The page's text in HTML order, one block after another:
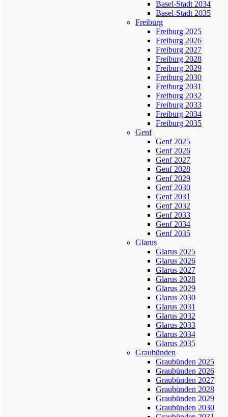
Basel-Stadt 2034
Basel-Stadt 2035
Freiburg
Freiburg 2025
Freiburg 2026
Freiburg 2027
Freiburg 2028
Freiburg 2029
Freiburg 2030
Freiburg 2031
Freiburg 2032
Freiburg 2033
Freiburg 2034
Freiburg 2035
Genf
Genf 2025
Genf 2026
Genf 2027
Genf 2028
Genf 2029
Genf 2030
Genf 2031
Genf 2032
Genf 2033
Genf 2034
Genf 2035
Glarus
Glarus 2025
Glarus 2026
Glarus 2027
Glarus 2028
Glarus 2029
Glarus 2030
Glarus 2031
Glarus 2032
Glarus 2033
Glarus 2034
Glarus 2035
Graubünden
Graubünden 2025
Graubünden 2026
Graubünden 2027
Graubünden 2028
Graubünden 2029
Graubünden 2030